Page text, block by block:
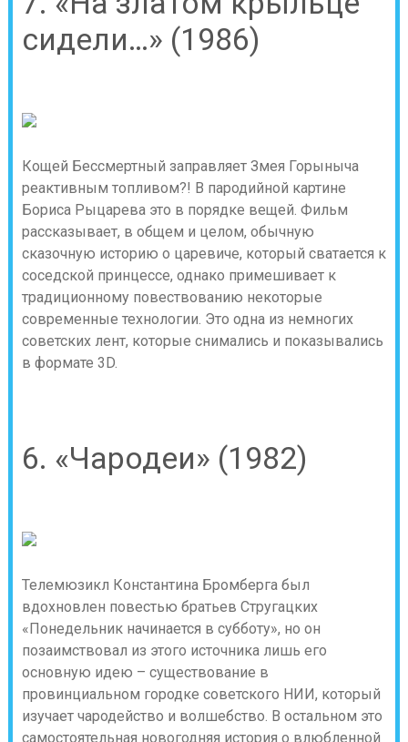
сидели…» (1986)
Кощей Бессмертный заправляет Змея Горыныча
реактивным топливом?! В пародийной картине
Бориса Рыцарева это в порядке вещей. Фильм
рассказывает, в общем и целом, обычную
сказочную историю о царевиче, который сватается к
соседской принцессе, однако примешивает к
традиционному повествованию некоторые
современные технологии. Это одна из немногих
советских лент, которые снимались и показывались
в формате 3D.
6. «Чародеи» (1982)
Телемюзикл Константина Бромберга был
вдохновлен повестью братьев Стругацких
«Понедельник начинается в субботу», но он
позаимствовал из этого источника лишь его
основную идею – существование в
провинциальном городке советского НИИ, который
изучает чародейство и волшебство. В остальном это
самостоятельная новогодняя история о влюбленной